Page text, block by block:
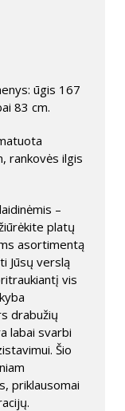
ūgis 167
83 cm.
rankovės ilgis
–
platų
asortimentą
Jūsų verslą
vis
drabužių
labai svarbi
Šio
priklausomai